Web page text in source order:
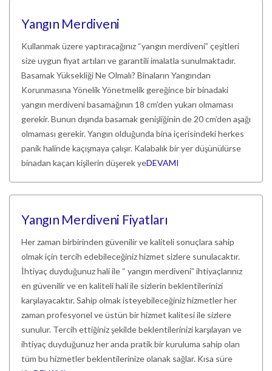
Yangın Merdiveni
Kullanmak üzere yaptıracağınız “yangın merdiveni” çeşitleri
size uygun fiyat artıları ve garantili imalatla sunulmaktadır.
Basamak Yüksekliği Ne Olmalı? Binaların Yangından
Korunmasına Yönelik Yönetmelik gereğince bir binadaki
yangın merdiveni basamağının 18 cm’den yukarı olmaması
gerekir. Bunun dışında basamak genişliğinin de 20 cm’den aşağı
olmaması gerekir. Yangın olduğunda bina içerisindeki herkes
panik halinde kaçışmaya çalışır. Kalabalık bir yer düşünülürse
binadan kaçan kişilerin düşerek yeDEVAMI
Yangın Merdiveni Fiyatları
Her zaman birbirinden güvenilir ve kaliteli sonuçlara sahip
olmak için tercih edebileceğiniz hizmet sizlere sunulacaktır.
İhtiyaç duyduğunuz hali ile “ yangın merdiveni” ihtiyaçlarınız
en güvenilir ve en kaliteli hali ile sizlerin beklentilerinizi
karşılayacaktır. Sahip olmak isteyebileceğiniz hizmetler her
zaman profesyonel ve üstün bir hizmet kalitesi ile sizlere
sunulur. Tercih ettiğiniz şekilde beklentilerinizi karşılayan ve
ihtiyaç duyduğunuz her anda pratik bir kuruluma sahip olan
tüm bu hizmetler beklentilerinize olanak sağlar. Kısa süre